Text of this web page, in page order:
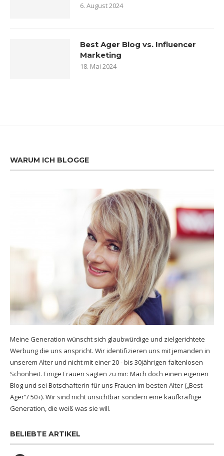
6. August 2024
Best Ager Blog vs. Influencer
Marketing
18. Mai 2024
WARUM ICH BLOGGE
Meine Generation wünscht sich glaubwürdige und zielgerichtete
Werbung die uns anspricht. Wir identifizieren uns mit jemanden in
unserem Alter und nicht mit einer 20 - bis 30jährigen faltenlosen
Schönheit. Einige Frauen sagten zu mir: Mach doch einen eigenen
Blog und sei Botschafterin für uns Frauen im besten Alter („Best-
Ager“/ 50+). Wir sind nicht unsichtbar sondern eine kaufkräftige
Generation, die weiß was sie will.
BELIEBTE ARTIKEL